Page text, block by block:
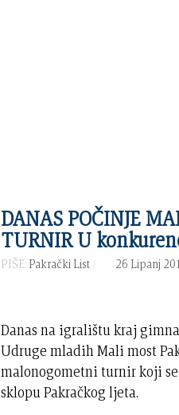
DANAS POČINJE
TURNIR U
PIŠE: Pakrački List 26 Lipanj
Danas na igralištu kraj
Udruge mladih Mali most
malonogometni turnir koji
sklopu Pakračkog ljeta.